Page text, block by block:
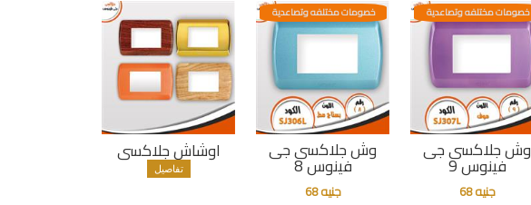
اوشاش جلاكسى
تفاصيل
وش جلاكسى جى
فينوس 8
خصومات مختلفه وتصاعدية
جنيه 68
وش جلاكسى جى
فينوس 9
خصومات مختلفه وتصاعدية
جنيه 68